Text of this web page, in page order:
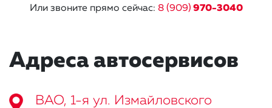
Или звоните прямо сейчас: 8 (909) 970-3040
Адреса автосервисов
ВАО, 1-я ул. Измайловского